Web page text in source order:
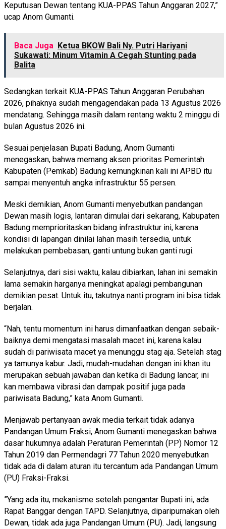
Keputusan Dewan tentang KUA-PPAS Tahun Anggaran 2027,”
ucap Anom Gumanti.
Baca Juga Ketua BKOW Bali Ny. Putri Hariyani
Sukawati: Minum Vitamin A Cegah Stunting pada
Balita
Sedangkan terkait KUA-PPAS Tahun Anggaran Perubahan
2026, pihaknya sudah mengagendakan pada 13 Agustus 2026
mendatang. Sehingga masih dalam rentang waktu 2 minggu di
bulan Agustus 2026 ini.
Sesuai penjelasan Bupati Badung, Anom Gumanti
menegaskan, bahwa memang aksen prioritas Pemerintah
Kabupaten (Pemkab) Badung kemungkinan kali ini APBD itu
sampai menyentuh angka infrastruktur 55 persen.
Meski demikian, Anom Gumanti menyebutkan pandangan
Dewan masih logis, lantaran dimulai dari sekarang, Kabupaten
Badung memprioritaskan bidang infrastruktur ini, karena
kondisi di lapangan dinilai lahan masih tersedia, untuk
melakukan pembebasan, ganti untung bukan ganti rugi.
Selanjutnya, dari sisi waktu, kalau dibiarkan, lahan ini semakin
lama semakin harganya meningkat apalagi pembangunan
demikian pesat. Untuk itu, takutnya nanti program ini bisa tidak
berjalan.
“Nah, tentu momentum ini harus dimanfaatkan dengan sebaik-
baiknya demi mengatasi masalah macet ini, karena kalau
sudah di pariwisata macet ya menunggu stag aja. Setelah stag
ya tamunya kabur. Jadi, mudah-mudahan dengan ini khan itu
merupakan sebuah jawaban dan ketika di Badung lancar, ini
kan membawa vibrasi dan dampak positif juga pada
pariwisata Badung,” kata Anom Gumanti.
Menjawab pertanyaan awak media terkait tidak adanya
Pandangan Umum Fraksi, Anom Gumanti menegaskan bahwa
dasar hukumnya adalah Peraturan Pemerintah (PP) Nomor 12
Tahun 2019 dan Permendagri 77 Tahun 2020 menyebutkan
tidak ada di dalam aturan itu tercantum ada Pandangan Umum
(PU) Fraksi-Fraksi.
”Yang ada itu, mekanisme setelah pengantar Bupati ini, ada
Rapat Banggar dengan TAPD. Selanjutnya, diparipurnakan oleh
Dewan, tidak ada juga Pandangan Umum (PU). Jadi, langsung